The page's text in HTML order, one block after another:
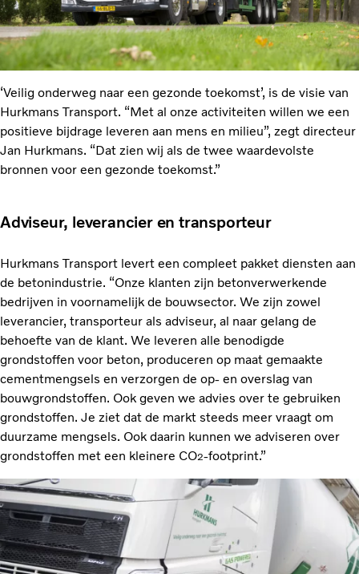
‘Veilig onderweg naar een gezonde toekomst’, is de visie van
Hurkmans Transport. “Met al onze activiteiten willen we een
positieve bijdrage leveren aan mens en milieu”, zegt directeur
Jan Hurkmans. “Dat zien wij als de twee waardevolste
bronnen voor een gezonde toekomst.”
Adviseur, leverancier en transporteur
Hurkmans Transport levert een compleet pakket diensten aan
de betonindustrie. “Onze klanten zijn betonverwerkende
bedrijven in voornamelijk de bouwsector. We zijn zowel
leverancier, transporteur als adviseur, al naar gelang de
behoefte van de klant. We leveren alle benodigde
grondstoffen voor beton, produceren op maat gemaakte
cementmengsels en verzorgen de op- en overslag van
bouwgrondstoffen. Ook geven we advies over te gebruiken
grondstoffen. Je ziet dat de markt steeds meer vraagt om
duurzame mengsels. Ook daarin kunnen we adviseren over
grondstoffen met een kleinere CO2-footprint.”